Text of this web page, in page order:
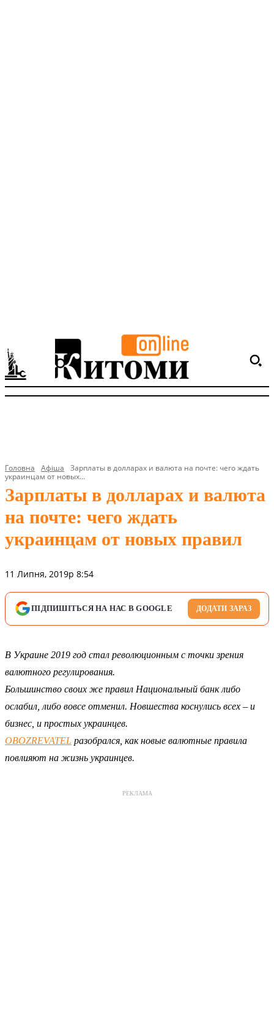
Головна Афіша
Зарплаты в долларах и валюта на почте: чего ждать
украинцам от новых...
Зарплаты в долларах и валюта
на почте: чего ждать
украинцам от новых правил
11 Липня, 2019р 8:54
ПІДПИШІТЬСЯ НА НАС В GOOGLE ДОДАТИ ЗАРАЗ
В Украине 2019 год стал революционным с точки зрения
валютного регулирования.
Большинство своих же правил Национальный банк либо
ослабил, либо вовсе отменил. Новшества коснулись всех – и
бизнес, и простых украинцев.
OBOZREVATEL разобрался, как новые валютные правила
повлияют на жизнь украинцев.
РЕКЛАМА